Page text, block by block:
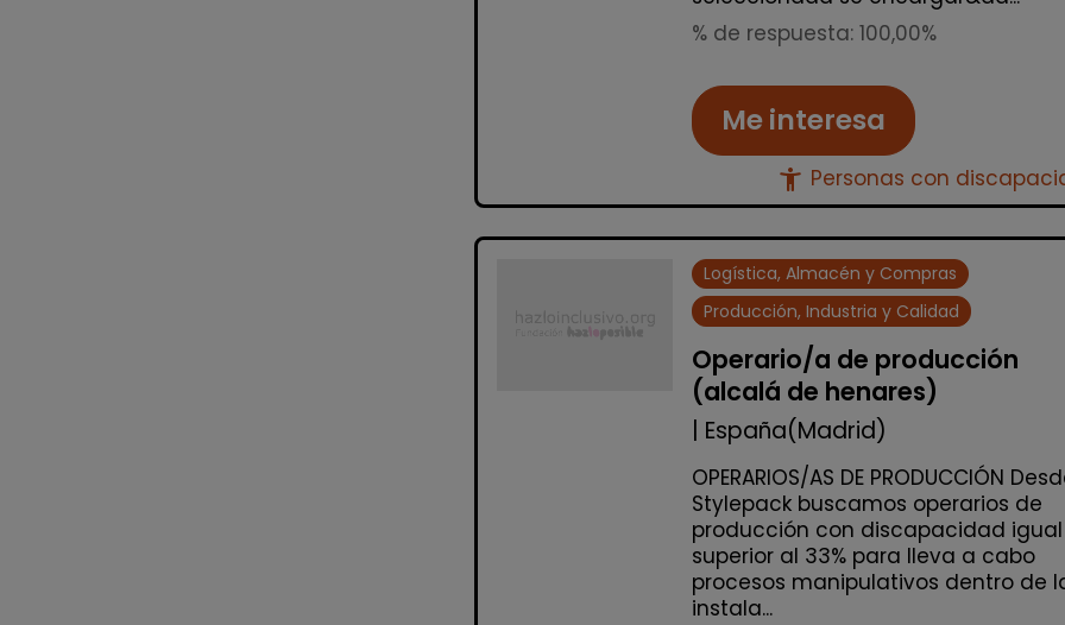
% de respuesta: 100,00%
Me interesa
accessibility_new Personas con
Logística, Almacén y Compras
Producción, Industria y Calidad
Operario/a de producción
(alcalá de henares)
| España(Madrid)
OPERARIOS/AS DE PRODUCCIÓN
Stylepack buscamos operarios de
producción con discapacidad
superior al 33% para lleva a cabo
procesos manipulativos dentro de
instala...